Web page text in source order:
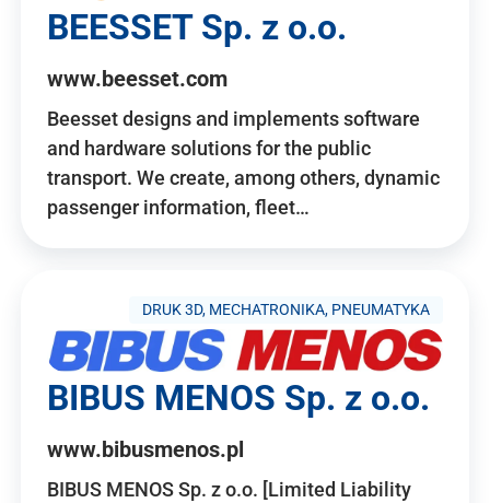
BEESSET Sp. z o.o.
www.beesset.com
Beesset designs and implements software
and hardware solutions for the public
transport. We create, among others, dynamic
passenger information, fleet…
DRUK 3D, MECHATRONIKA, PNEUMATYKA
BIBUS MENOS Sp. z o.o.
www.bibusmenos.pl
BIBUS MENOS Sp. z o.o. [Limited Liability